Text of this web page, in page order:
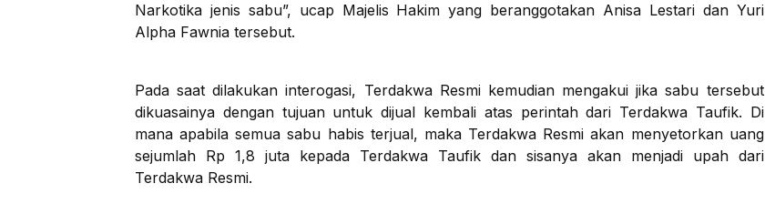
Narkotika jenis sabu”, ucap Majelis Hakim yang beranggotakan Anisa Lestari dan Yuri
Alpha Fawnia tersebut.
Pada saat dilakukan interogasi, Terdakwa Resmi kemudian mengakui jika sabu tersebut
dikuasainya dengan tujuan untuk dijual kembali atas perintah dari Terdakwa Taufik. Di
mana apabila semua sabu habis terjual, maka Terdakwa Resmi akan menyetorkan uang
sejumlah Rp 1,8 juta kepada Terdakwa Taufik dan sisanya akan menjadi upah dari
Terdakwa Resmi.